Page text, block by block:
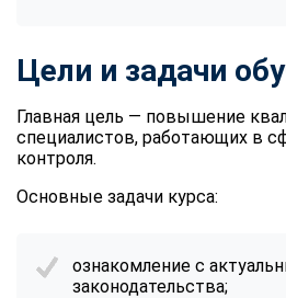
Цели и задачи
Главная цель — повышение
специалистов, работающих в
контроля.
Основные задачи курса:
ознакомление с
законодательства;